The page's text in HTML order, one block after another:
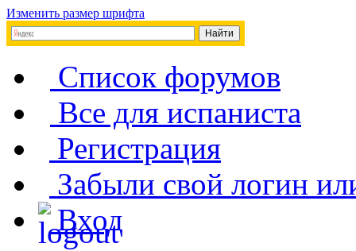
Изменить размер шрифта
Список форумов
Все для испаниста
Регистрация
Забыли свой логин
Вход